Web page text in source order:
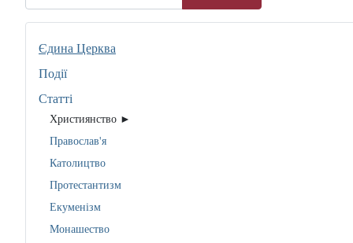
Єдина Церква
Події
Статті
Християнство ►
Православ'я
Католицтво
Протестантизм
Екуменізм
Монашество